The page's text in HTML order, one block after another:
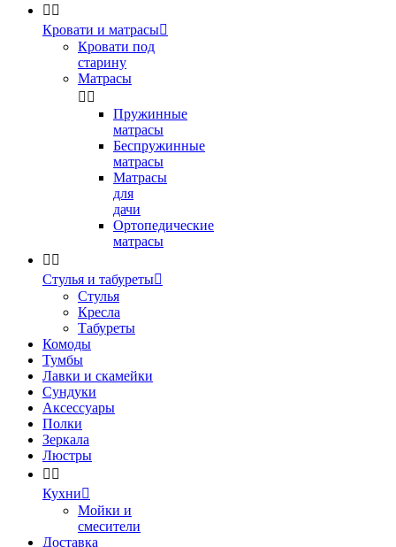
 
Кровати и матрасы
Кровати под
старину
Матрасы
 
Пружинные
матрасы
Беспружинные
матрасы
Матрасы
для
дачи
Ортопедические
матрасы
 
Стулья и табуреты
Стулья
Кресла
Табуреты
Комоды
Тумбы
Лавки и скамейки
Сундуки
Аксессуары
Полки
Зеркала
Люстры
 
Кухни
Мойки и
смесители
Доставка